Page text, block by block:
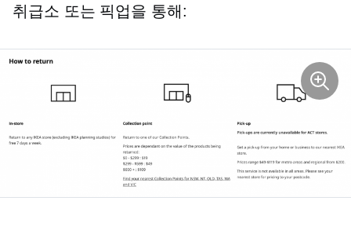
취급소 또는 픽업을 통해: